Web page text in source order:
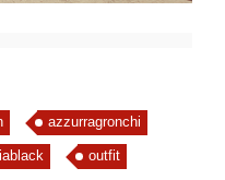
azzurragronchi
outfit